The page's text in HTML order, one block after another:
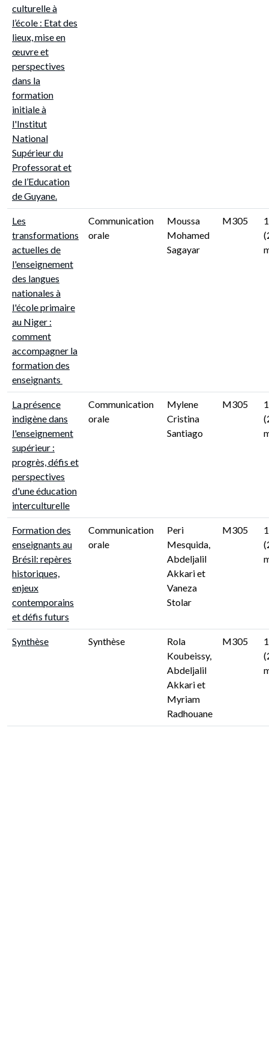
culturelle à
l’école : Etat des
lieux, mise en
œuvre et
perspectives
dans la
formation
initiale à
l'Institut
National
Supérieur du
Professorat et
de l’Education
de Guyane.
Les
transformations
actuelles de
l'enseignement
des langues
nationales à
l'école primaire
au Niger :
comment
accompagner la
formation des
enseignants
Communication
orale
Moussa
Mohamed
Sagayar
M305
La présence
indigène dans
l'enseignement
supérieur :
progrès, défis et
perspectives
d'une éducation
interculturelle
Communication
orale
Mylene
Cristina
Santiago
M305
Formation des
enseignants au
Brésil: repères
historiques,
enjeux
contemporains
et défis futurs
Communication
orale
Peri
Mesquida,
Abdeljalil
Akkari et
Vaneza
Stolar
M305
Synthèse Synthèse
Rola
Koubeissy,
Abdeljalil
Akkari et
Myriam
Radhouane
M305